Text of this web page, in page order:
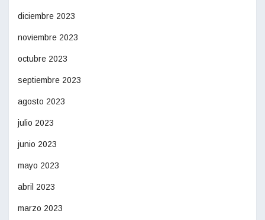
diciembre 2023
noviembre 2023
octubre 2023
septiembre 2023
agosto 2023
julio 2023
junio 2023
mayo 2023
abril 2023
marzo 2023